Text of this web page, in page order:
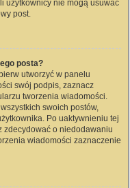
użytkownicy nie mogą usuwać
post.
posta?
utworzyć w panelu
swój podpis, zaznacz
tworzenia wiadomości.
swoich postów,
Po uaktywnieniu tej
zdecydować o niedodawaniu
wiadomości zaznaczenie